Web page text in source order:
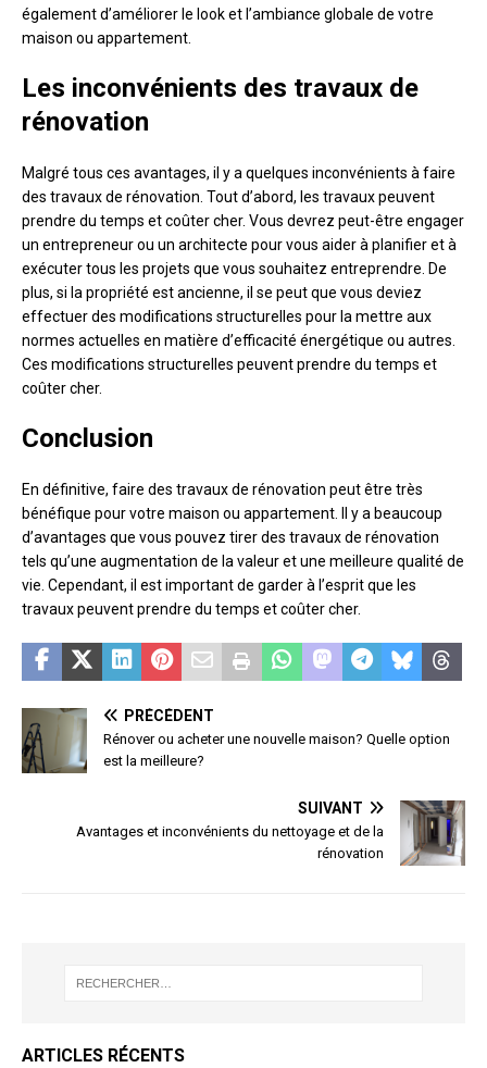
également d’améliorer le look et l’ambiance globale de votre
maison ou appartement.
Les inconvénients des travaux de
rénovation
Malgré tous ces avantages, il y a quelques inconvénients à faire
des travaux de rénovation. Tout d’abord, les travaux peuvent
prendre du temps et coûter cher. Vous devrez peut-être engager
un entrepreneur ou un architecte pour vous aider à planifier et à
exécuter tous les projets que vous souhaitez entreprendre. De
plus, si la propriété est ancienne, il se peut que vous deviez
effectuer des modifications structurelles pour la mettre aux
normes actuelles en matière d’efficacité énergétique ou autres.
Ces modifications structurelles peuvent prendre du temps et
coûter cher.
Conclusion
En définitive, faire des travaux de rénovation peut être très
bénéfique pour votre maison ou appartement. Il y a beaucoup
d’avantages que vous pouvez tirer des travaux de rénovation
tels qu’une augmentation de la valeur et une meilleure qualité de
vie. Cependant, il est important de garder à l’esprit que les
travaux peuvent prendre du temps et coûter cher.
PRÉCÉDENT
Rénover ou acheter une nouvelle maison? Quelle option
est la meilleure?
SUIVANT
Avantages et inconvénients du nettoyage et de la
rénovation
ARTICLES RÉCENTS